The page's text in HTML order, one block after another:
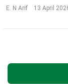
E. N Arif 13 April